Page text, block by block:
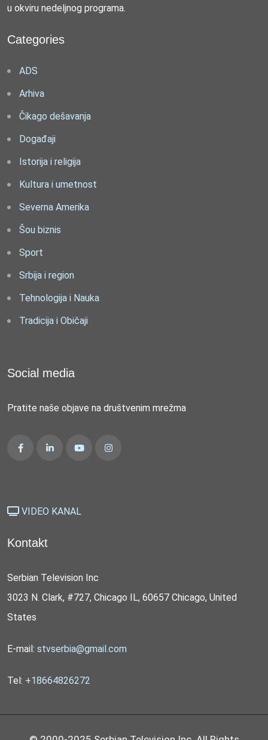
u okviru nedeljnog programa.
Categories
ADS
Arhiva
Čikago dešavanja
Događaji
Istorija i religija
Kultura i umetnost
Severna Amerika
Šou biznis
Sport
Srbija i region
Tehnologija i Nauka
Tradicija i Običaji
Social media
Pratite naše objave na društvenim mrežma
VIDEO KANAL
Kontakt
Serbian Television Inc
3023 N. Clark, #727, Chicago IL, 60657 Chicago, United
States
E-mail: stvserbia@gmail.com
Tel: +18664826272